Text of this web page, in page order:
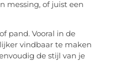
messing, of juist een
pand. Vooral in de
vindbaar te maken
de stijl van je